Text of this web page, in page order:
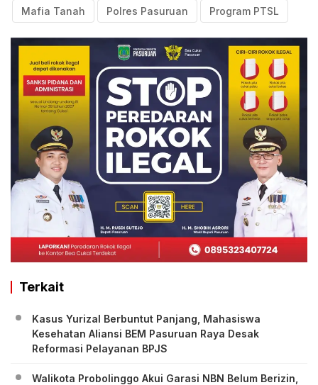
Mafia Tanah Polres Pasuruan Program PTSL
Terkait
Kasus Yurizal Berbuntut Panjang, Mahasiswa
Kesehatan Aliansi BEM Pasuruan Raya Desak
Reformasi Pelayanan BPJS
Walikota Probolinggo Akui Garasi NBN Belum Berizin,